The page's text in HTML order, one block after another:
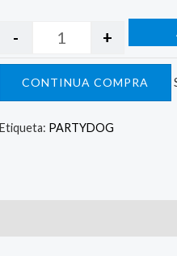
- +
CONTINUA COMPRA
Etiqueta: PARTYDOG